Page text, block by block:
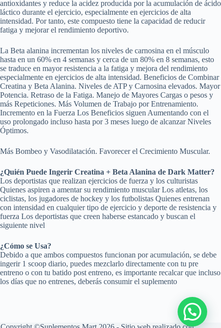
antioxidantes y reduce la acidez producida por la acumulación de ácido
láctico durante el ejercicio, especialmente en ejercicios de alta
intensidad. Por tanto, este compuesto tiene la capacidad de reducir
fatiga y mejorar el rendimiento deportivo.
La Beta alanina incrementan los niveles de carnosina en el músculo
hasta en un 60% en 4 semanas y cerca de un 80% en 8 semanas, esto
se traduce en mayor resistencia a la fatiga y mejora del rendimiento
especialmente en ejercicios de alta intensidad. Beneficios de Combinar
Creatina y Beta Alanina. Niveles de ATP y Carnosina elevados. Mayor
Potencia. Retraso de la Fatiga. Manejo de Mayores Cargas o pesos y
más Repeticiones. Más Volumen de Trabajo por Entrenamiento.
Incremento en la Fuerza Los Beneficios siguen Aumentando con el
uso prolongado incluso hasta por 3 meses luego de alcanzar Niveles
Óptimos.
Más Bombeo y Vasodilatación. Favorecer el Crecimiento Muscular.
¿Quién Puede Ingerir Creatina + Beta Alanina de Dark Matter?
Los deportistas que realizan ejercicios de fuerza y los culturistas
Quienes aspiren a amentar su rendimiento muscular Los atletas, los
ciclistas, los jugadores de hockey y los futbolistas Quienes entrenan
con intensidad en cualquier tipo de ejercicio y deporte de resistencia y
fuerza Los deportistas que creen haberse estancado y buscan el
siguiente nivel
¿Cómo se Usa?
Debido a que ambos compuestos funcionan por acumulación, se debe
ingerir 1 scoop diario, puedes mezclarlo directamente con tu pre
entreno o con tu batido post entreno, es importante recalcar que incluso
los días que no entrenes, deberás consumir el suplemento